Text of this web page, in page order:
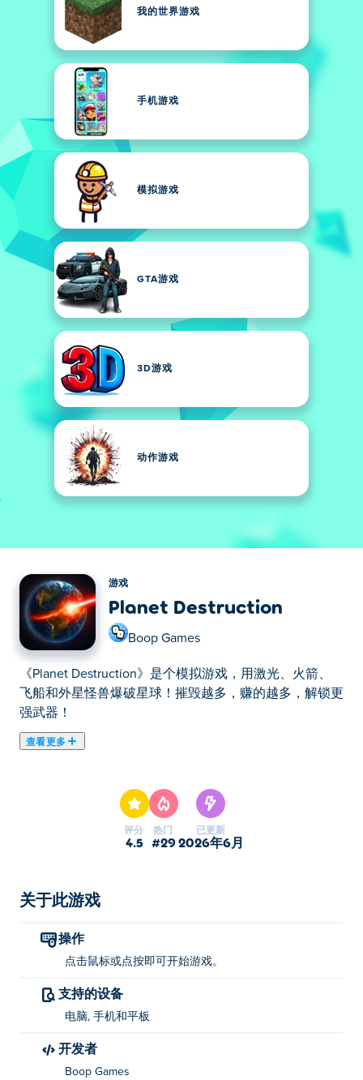
我的世界游戏
手机游戏
模拟游戏
GTA游戏
3D游戏
动作游戏
游戏
Planet Destruction
Boop Games
《Planet Destruction》是个模拟游戏，用激光、火箭、
飞船和外星怪兽爆破星球！摧毁越多，赚的越多，解锁更
强武器！
查看更多
毁灭性武器轰炸世界——每一种武器都会实时造成壮观的
破坏。看着大陆崩塌、大气层燃烧、文明消亡，尽情释放
你的宇宙浩劫。准备好一次摧毁一个星球，毁灭整个宇宙
如何玩《星球毁灭》？
谁制造了星球毁灭？
《星球毁灭》由Boop Games制作。这是他们在PPoki!上
的首款游戏。
如何免费玩《星球毁灭》？
评分
4.5
热门
#29
已更新
2026年6月
关于此游戏
操作
点击鼠标或点按即可开始游戏。
支持的设备
电脑, 手机和平板
开发者
Boop Games